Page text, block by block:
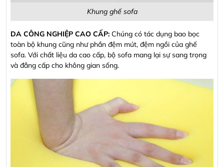
Khung ghế sofa
DA CÔNG NGHIỆP CAO CẤP: Chúng có tác dụng bao bọc
toàn bộ khung cũng như phần đệm mút, đệm ngồi của ghế
sofa. Với chất liệu da cao cấp, bộ sofa mang lại sự sang trọng
và đẳng cấp cho không gian sống.